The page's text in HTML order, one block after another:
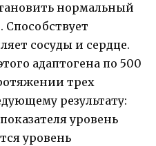
нормальный
Способствует
сосуды и сердце.
адаптогена по 500
трех
результату:
уровень
уровень